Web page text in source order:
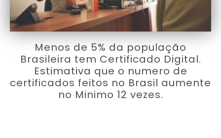
Menos de 5% da população
Brasileira tem Certificado Digital.
Estimativa que o numero de
certificados feitos no Brasil aumente
no Minimo 12 vezes.